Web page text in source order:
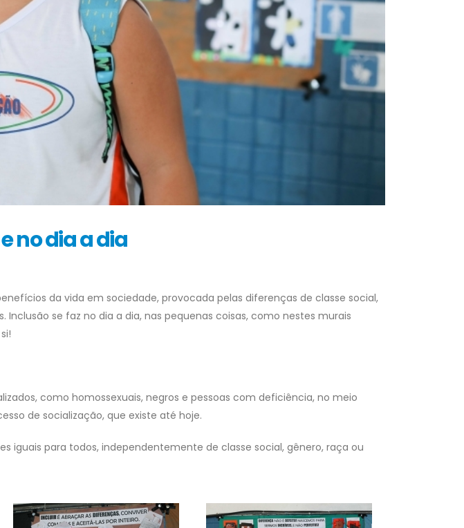
no dia a dia
da vida em sociedade, provocada pelas diferenças de classe social,
se faz no dia a dia, nas pequenas coisas, como nestes murais
como homossexuais, negros e pessoas com deficiência, no meio
de socialização, que existe até hoje.
iguais para todos, independentemente de classe social, gênero, raça ou